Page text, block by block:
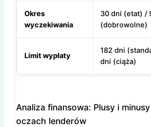
Okres
wyczekiwania
30 dni (etat) /
(dobrowolne)
Limit wypłaty
182 dni
dni (ciąża)
Analiza finansowa: Plusy i minusy
oczach lenderów